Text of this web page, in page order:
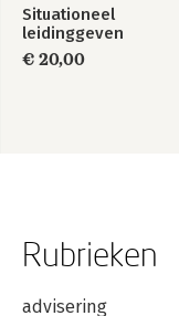
Situationeel
leidinggeven
€ 20,00
Rubrieken
advisering